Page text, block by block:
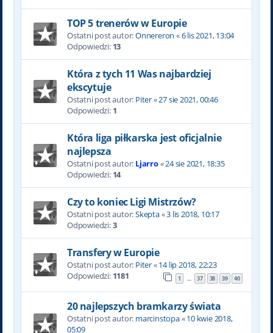
TOP 5 trenerów w Europie
Ostatni post autor:Onnereron «6 lis 2021, 13:04
Odpowiedzi: 13
Która z tych 11 Was najbardziej
ekscytuje
Ostatni post autor: Piter«27 sie 2021, 00:46
Odpowiedzi: 1
Która liga piłkarska jest oficjalnie
najlepsza
Ostatni post autor: Ljarro«24 sie 2021, 18:35
Odpowiedzi: 14
Czy to koniec Ligi Mistrzów?
Ostatni post autor:Skepta«3 lis 2018, 10:17
Odpowiedzi:3
Transfery w Europie
Ostatni post autor: Piter«14 lip 2018, 22:23
Odpowiedzi: 1181 1 … 37 38 39 40
20 najlepszych bramkarzy świata
Ostatni post autor: marcinstopa«10 kwie 2018,
05:09